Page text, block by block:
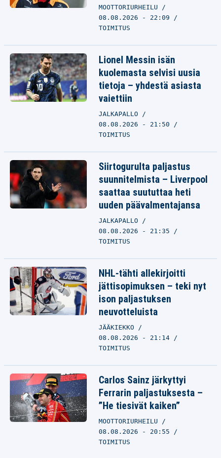
MOOTTORIURHEILU
08.08.2026 - 22:09
TOIMITUS
Lionel Messin isän
kuolemasta selvisi uusia
tietoja – yhdestä asiasta
vaiettiin
JALKAPALLO
08.08.2026 - 21:50
TOIMITUS
Siirtogurulta paljastus
suunnitelmista – Liverpool
saattaa suututtaa heti
uuden päävalmentajansa
JALKAPALLO
08.08.2026 - 21:35
TOIMITUS
NHL-tähti allekirjoitti
jättisopimuksen – teki nyt
ison paljastuksen
neuvotteluista
JÄÄKIEKKO
08.08.2026 - 21:14
TOIMITUS
Carlos Sainz järkyttyi
Ferrarin paljastuksesta –
”He tiesivät kaiken”
MOOTTORIURHEILU
08.08.2026 - 20:55
TOIMITUS